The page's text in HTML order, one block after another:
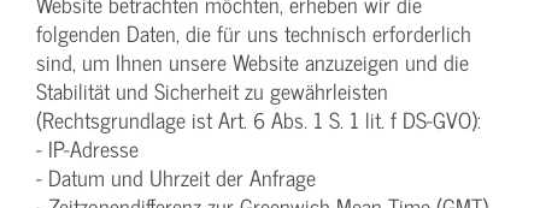
folgenden Daten, die für uns technisch erforderlich
sind, um Ihnen unsere Website anzuzeigen und die
Stabilität und Sicherheit zu gewährleisten
(Rechtsgrundlage ist Art. 6 Abs. 1 S. 1 lit. f DS-GVO):
- IP-Adresse
- Datum und Uhrzeit der Anfrage